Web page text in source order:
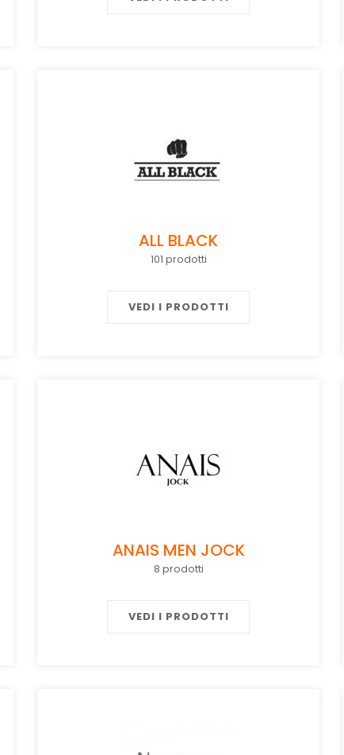
ALL BLACK
101 prodotti
VEDI I PRODOTTI
ANAIS MEN JOCK
8 prodotti
VEDI I PRODOTTI